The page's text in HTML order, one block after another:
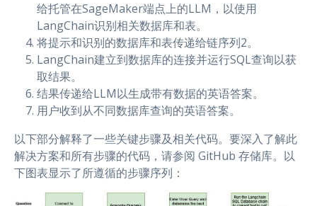
给托管在SageMaker端点上的LLM，以使用
LangChain识别相关数据库和表。
将提示和识别的数据库和表传递给链序列2。
LangChain建立到数据库的连接并运行SQL查询以获
取结果。
结果传递给LLM以生成带有数据的英语答案。
用户收到从不同数据库查询的英语答案。
以下部分解释了一些关键步骤及相关代码。要深入了解此
解决方案和所有步骤的代码，请参阅 GitHub 存储库。以
下图表显示了所遵循的步骤序列：